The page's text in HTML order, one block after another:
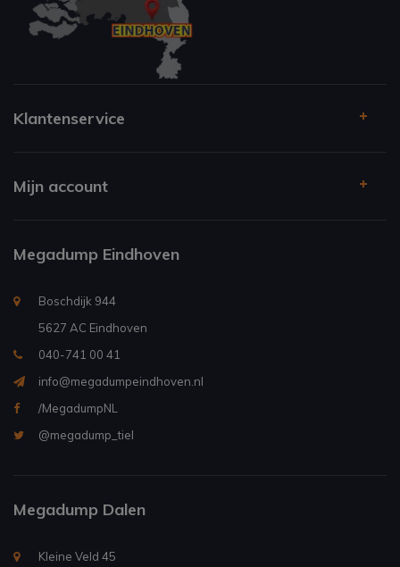
Klantenservice
Mijn account
Megadump Eindhoven
Boschdijk 944
5627 AC Eindhoven
040-741 00 41
info@megadumpeindhoven.nl
/MegadumpNL
@megadump_tiel
Megadump Dalen
Kleine Veld 45